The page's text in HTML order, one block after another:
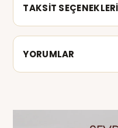
TAKSİT SEÇENEKLERİ
YORUMLAR